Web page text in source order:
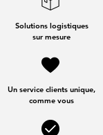
Solutions logistiques
sur mesure
Un service clients unique,
comme vous